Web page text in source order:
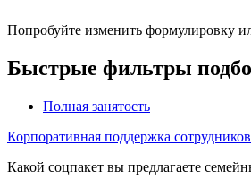
Попробуйте изменить формулировку
Быстрые фильтры
Полная занятость
Корпоративная поддержка сотрудников
Какой соцпакет вы предлагаете